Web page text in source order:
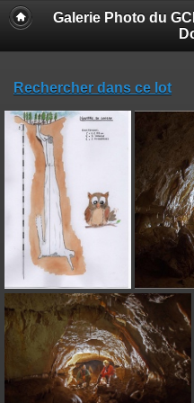
Galerie Photo du
Rechercher dans ce lot